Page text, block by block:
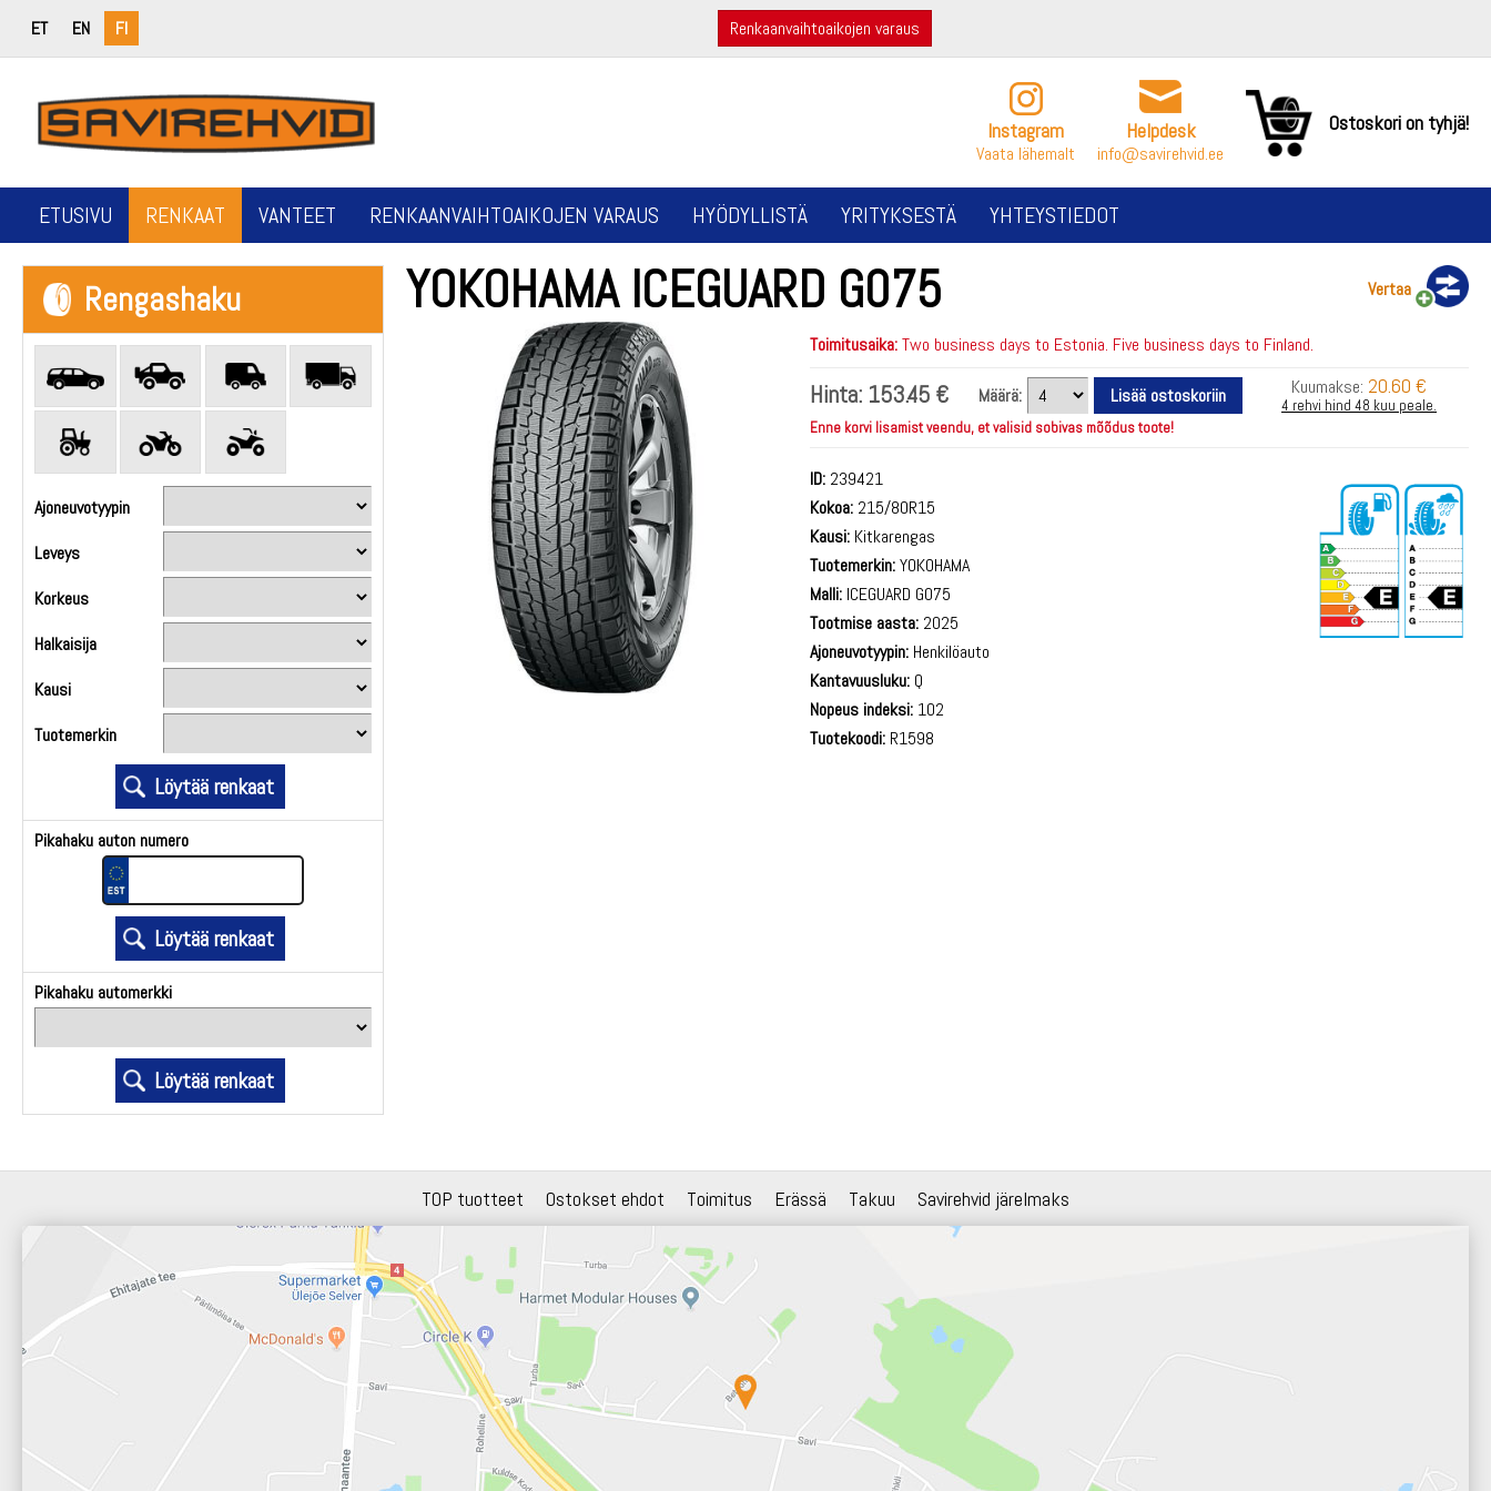
ET EN FI Renkaanvaihtoaikojen varaus
Instagram
Vaata lähemalt
Helpdesk
info@savirehvid.ee
Ostoskori on tyhjä!
ETUSIVU RENKAAT VANTEET RENKAANVAIHTOAIKOJEN VARAUS HYÖDYLLISTÄ YRITYKSESTÄ YHTEYSTIEDOT
Rengashaku
Ajoneuvotyypin
Leveys
Korkeus
Halkaisija
Kausi
Tuotemerkin
Pikahaku auton numero
Pikahaku automerkki
YOKOHAMA ICEGUARD G075 Vertaa
Toimitusaika:Two business days to Estonia. Five business days to Finland.
Hinta: 153.45 € Määrä: Kuumakse: 20.60 €
4 rehvi hind 48 kuu peale.
Enne korvi lisamist veendu, et valisid sobivas mõõdus toote!
ID: 239421
Kokoa: 215/80R15
Kausi: Kitkarengas
Tuotemerkin:YOKOHAMA
Malli: ICEGUARD G075
Tootmise aasta: 2025
Ajoneuvotyypin: Henkilöauto
Kantavuusluku: Q
Nopeus indeksi: 102
Tuotekoodi: R1598
TOP tuotteet Ostokset ehdot Toimitus Erässä Takuu Savirehvid järelmaks